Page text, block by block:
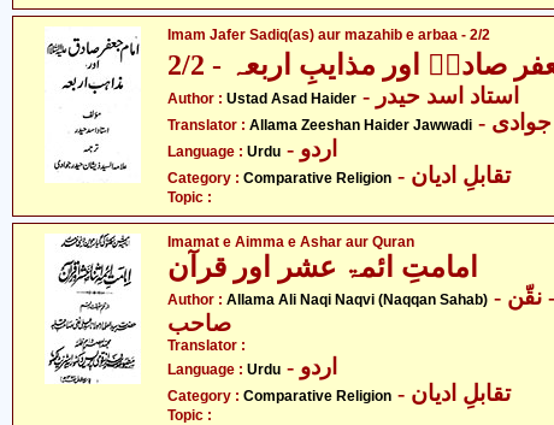
Imam Jafer Sadiq(as) aur mazahib e arbaa - 2/2
صادقؑ اور مذایبِ اربعہ - 2/2
Author : Ustad Asad Haider - استاد اسد حیدر
Translator : Allama Zeeshan Haider Jawwadi جوادی
Language : Urdu - اردو
Category : Comparative Religion - تقابلِ ادیان
Topic :
Imamat e Aimma e Ashar aur Quran
امامتِ ائمۃ عشر اور قرآن
Author : Allama Ali Naqi Naqvi (Naqqan Sahab) - علامہ علی نقی نقوی - نقّن
صاحب
Translator :
Language : Urdu - اردو
Category : Comparative Religion - تقابلِ ادیان
Topic :